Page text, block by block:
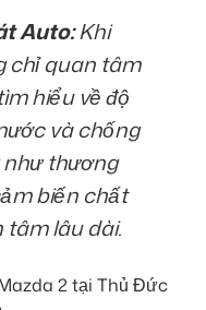
Auto:Khi
chỉ quan tâm
hiểu về độ
và chống
như thương
biến chất
tâm lâu dài.